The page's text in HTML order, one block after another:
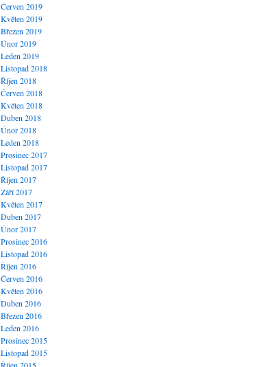
Červen 2019
Květen 2019
Březen 2019
Únor 2019
Leden 2019
Listopad 2018
Říjen 2018
Červen 2018
Květen 2018
Duben 2018
Únor 2018
Leden 2018
Prosinec 2017
Listopad 2017
Říjen 2017
Září 2017
Květen 2017
Duben 2017
Únor 2017
Prosinec 2016
Listopad 2016
Říjen 2016
Červen 2016
Květen 2016
Duben 2016
Březen 2016
Leden 2016
Prosinec 2015
Listopad 2015